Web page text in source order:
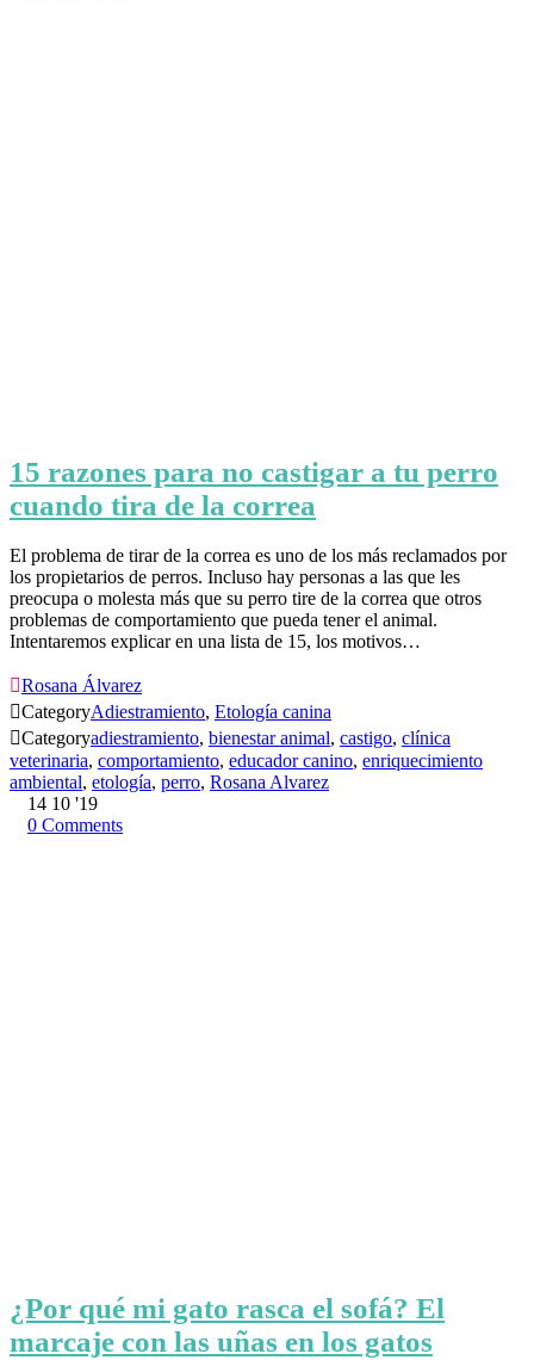
15 razones para no castigar a tu perro
cuando tira de la correa
El problema de tirar de la correa es uno de los más reclamados por
los propietarios de perros. Incluso hay personas a las que les
preocupa o molesta más que su perro tire de la correa que otros
problemas de comportamiento que pueda tener el animal.
Intentaremos explicar en una lista de 15, los motivos…
Rosana Álvarez
CategoryAdiestramiento, Etología canina
Categoryadiestramiento, bienestar animal, castigo, clínica
veterinaria, comportamiento, educador canino, enriquecimiento
ambiental, etología, perro, Rosana Alvarez
14 10 '19
0 Comments
¿Por qué mi gato rasca el sofá? El
marcaje con las uñas en los gatos